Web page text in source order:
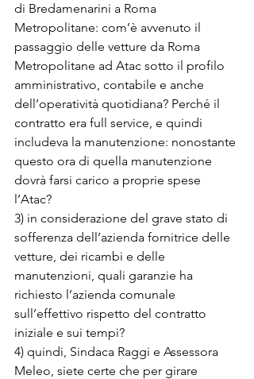
di Bredamenarini a Roma
Metropolitane: com’è avvenuto il
passaggio delle vetture da Roma
Metropolitane ad Atac sotto il profilo
amministrativo, contabile e anche
dell’operatività quotidiana? Perché il
contratto era full service, e quindi
includeva la manutenzione: nonostante
questo ora di quella manutenzione
dovrà farsi carico a proprie spese
l’Atac?
3) in considerazione del grave stato di
sofferenza dell’azienda fornitrice delle
vetture, dei ricambi e delle
manutenzioni, quali garanzie ha
richiesto l’azienda comunale
sull’effettivo rispetto del contratto
iniziale e sui tempi?
4) quindi, Sindaca Raggi e Assessora
Meleo, siete certe che per girare